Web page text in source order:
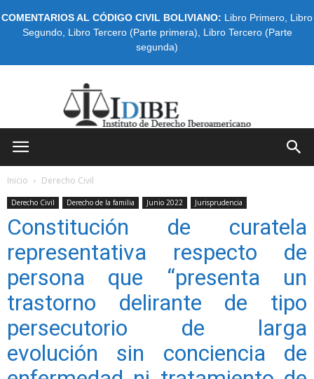
COMENTARIOS AL CÓDIGO CIVIL BOLIVIANO: Libro Primero Libro
Segundo, Libro Tercero (Parte primera)
Libro Tercero (Parte
segunda)
Inicio Derecho Civil
Derecho Civil Derecho de la familia Junio 2022 Jurisprudencia
Constitución de curatela
representativa respecto de
persona que “presenta un
trastorno delirante de tipo
persecutorio de larga
evolución sin conciencia de